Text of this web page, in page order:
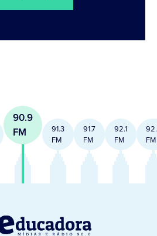
90.9
FM
91.3
FM
91.7
FM
92.1
FM
FM